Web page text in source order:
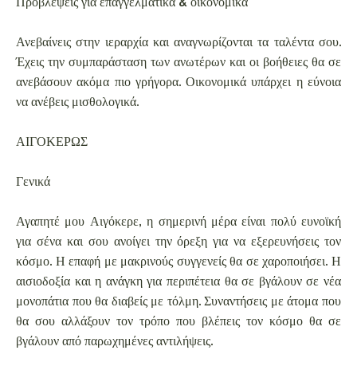
Ανεβαίνεις στην ιεραρχία και αναγνωρίζονται τα ταλέντα σου.
Έχεις την συμπαράσταση των ανωτέρων και οι βοήθειες θα σε
ανεβάσουν ακόμα πιο γρήγορα. Οικονομικά υπάρχει η εύνοια
να ανέβεις μισθολογικά.
ΑΙΓΟΚΕΡΩΣ
Γενικά
Αγαπητέ μου Αιγόκερε, η σημερινή μέρα είναι πολύ ευνοϊκή
για σένα και σου ανοίγει την όρεξη για να εξερευνήσεις τον
κόσμο. Η επαφή με μακρινούς συγγενείς θα σε χαροποιήσει. Η
αισιοδοξία και η ανάγκη για περιπέτεια θα σε βγάλουν σε νέα
μονοπάτια που θα διαβείς με τόλμη. Συναντήσεις με άτομα που
θα σου αλλάξουν τον τρόπο που βλέπεις τον κόσμο θα σε
βγάλουν από παρωχημένες αντιλήψεις.